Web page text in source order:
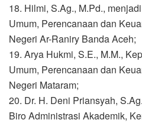
18. Hilmi, S.Ag., M.Pd.,
Umum, Perencanaan dan
Negeri Ar-Raniry Banda Aceh;
19. Arya Hukmi, S.E., M.M.,
Umum, Perencanaan dan
Negeri Mataram;
20. Dr. H. Deni Priansyah,
Biro Administrasi Akademik,